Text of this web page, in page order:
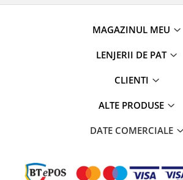
MAGAZINUL MEU
LENJERII DE PAT
CLIENTI
ALTE PRODUSE
DATE COMERCIALE